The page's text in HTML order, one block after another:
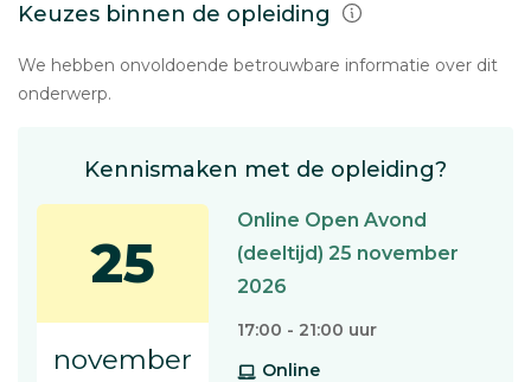
Keuzes binnen de opleiding
We hebben onvoldoende betrouwbare informatie over dit
onderwerp.
Kennismaken met de opleiding?
25
november
Online Open Avond
(deeltijd) 25 november
2026
17:00 - 21:00 uur
Online